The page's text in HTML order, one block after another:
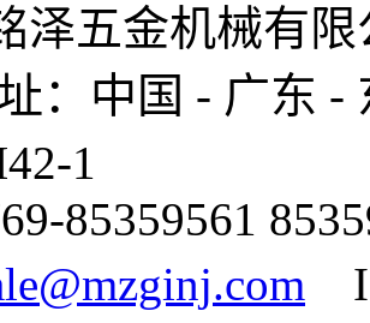
泽五金机械有
中国 - 广东 -
1
85359561